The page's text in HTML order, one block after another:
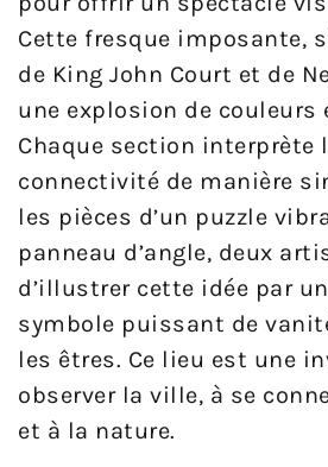
Cette fresque imposante,
de King John Court et de
une explosion de couleurs
Chaque section interprète
connectivité de manière
les pièces d’un puzzle
panneau d’angle, deux
d’illustrer cette idée par
symbole puissant de
les êtres. Ce lieu est une
observer la ville, à se
et à la nature.